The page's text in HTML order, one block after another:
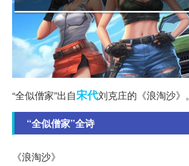
“全似僧家”出自宋代刘克庄的《浪淘沙》。
“全似僧家”全诗
《浪淘沙》